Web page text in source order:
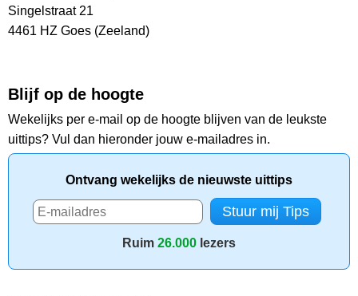
Singelstraat 21
4461 HZ Goes (Zeeland)
Blijf op de hoogte
Wekelijks per e-mail op de hoogte blijven van de leukste
uittips? Vul dan hieronder jouw e-mailadres in.
Ontvang wekelijks de nieuwste uittips
Ruim 26.000 lezers